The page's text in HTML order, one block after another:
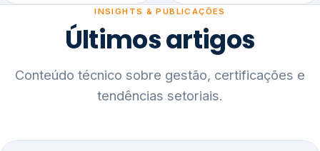
INSIGHTS & PUBLICAÇÕES
Últimos artigos
Conteúdo técnico sobre gestão, certificações e
tendências setoriais.